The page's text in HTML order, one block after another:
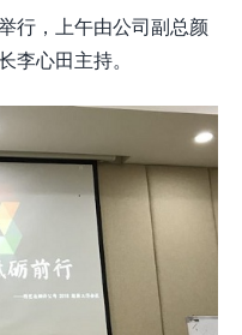
行，上午由公司副总颜
李心田主持。